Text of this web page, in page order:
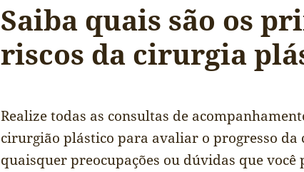
Saiba quais são os
riscos da cirurgia
Realize todas as consultas de
cirurgião plástico para avaliar o progresso da
quaisquer preocupações ou dúvidas que você